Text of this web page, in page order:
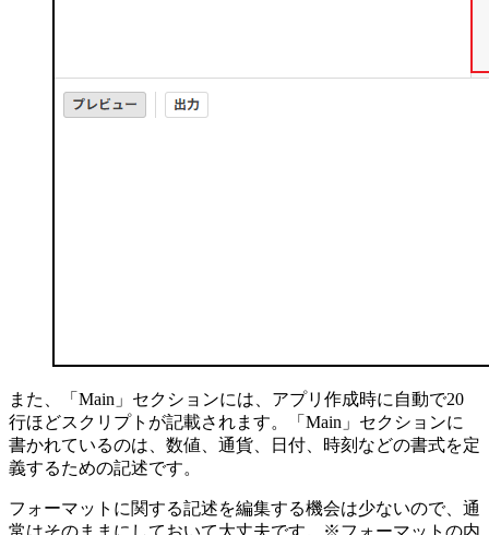
また、「Main」セクションには、アプリ作成時に自動で20
行ほどスクリプトが記載されます。「Main」セクションに
書かれているのは、数値、通貨、日付、時刻などの書式を定
義するための記述です。
フォーマットに関する記述を編集する機会は少ないので、通